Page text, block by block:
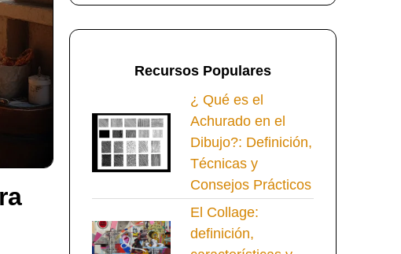
Recursos Populares
¿ Qué es el
Achurado en el
Dibujo?: Definición,
Técnicas y
Consejos Prácticos
El Collage:
definición,